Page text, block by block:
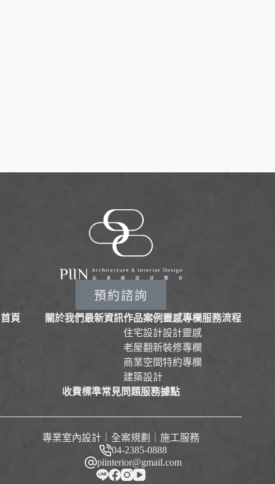
預約諮詢
首頁 關於我們最新資訊作品案例
住宅設計
老屋翻新
商業空間
建築設計
靈感專欄
設計靈感
裝修專欄
特約專欄
服務流程
收費標準常見問題服務據點
專業室內設計｜全案規劃｜施工服務
04-2385-0888
piinterior@gmail.com